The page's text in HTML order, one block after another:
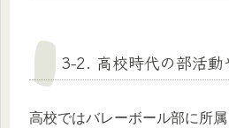
3-2. 高校時代の部活動
高校ではバレーボール部に所